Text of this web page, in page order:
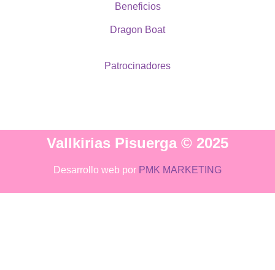
Beneficios
Dragon Boat
Patrocinadores
Vallkirias Pisuerga © 2025
Desarrollo web por PMK MARKETING